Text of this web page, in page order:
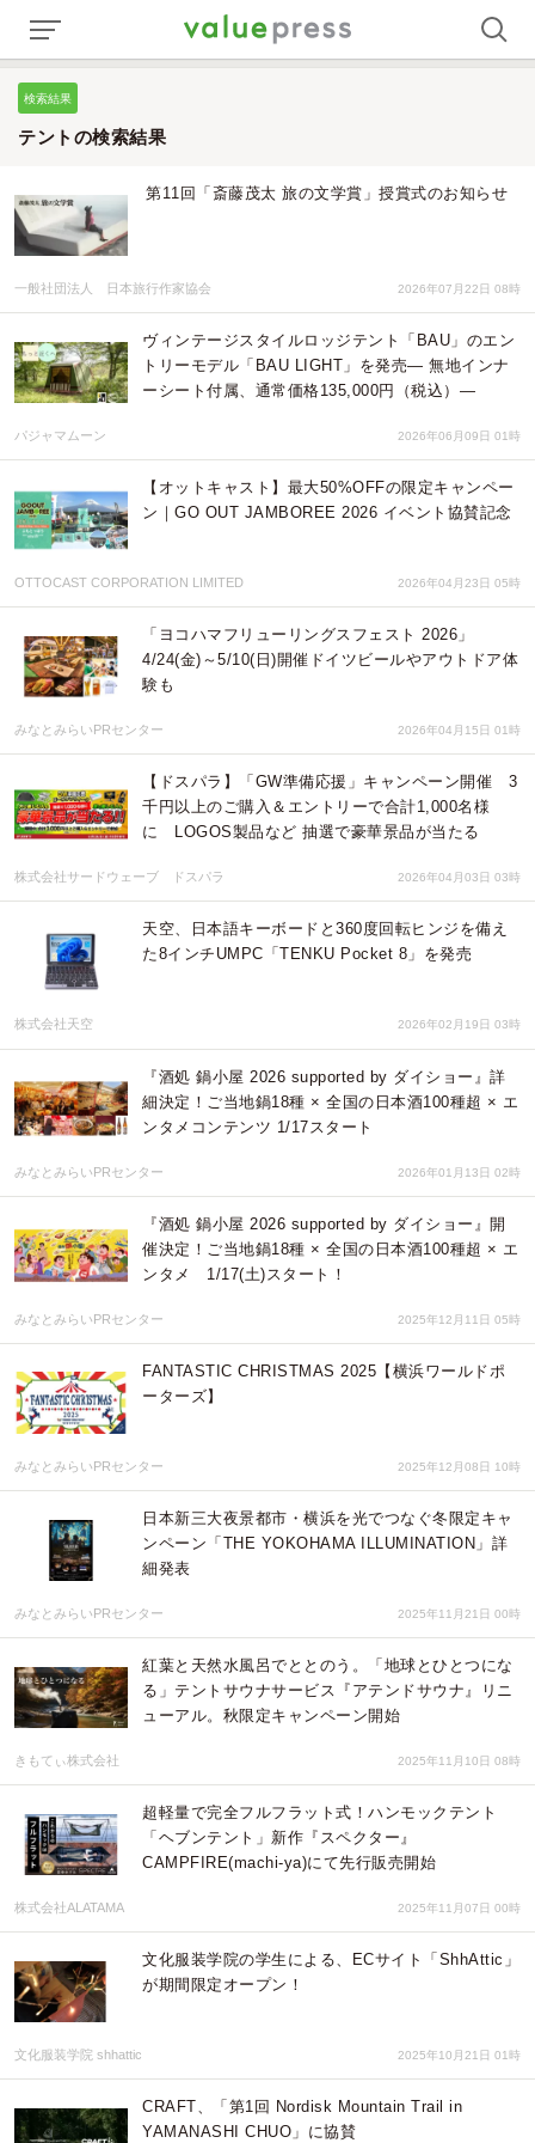
検索結果
テントの検索結果
第11回「斎藤茂太 旅の文学賞」授賞式のお知らせ
一般社団法人 日本旅行作家協会 2026年07月22日 08時
ヴィンテージスタイルロッジテント「BAU」のエン
トリーモデル「BAU LIGHT」を発売― 無地インナ
ーシート付属、通常価格135,000円（税込）―
パジャマムーン 2026年06月09日 01時
【オットキャスト】最大50%OFFの限定キャンペー
ン｜GO OUT JAMBOREE 2026 イベント協賛記念
OTTOCAST CORPORATION LIMITED 2026年04月23日 05時
「ヨコハマフリューリングスフェスト 2026」
4/24(金)～5/10(日)開催ドイツビールやアウトドア体
験も
みなとみらいPRセンター 2026年04月15日 01時
【ドスパラ】「GW準備応援」キャンペーン開催 3
千円以上のご購入＆エントリーで合計1,000名様
に LOGOS製品など 抽選で豪華景品が当たる
株式会社サードウェーブ ドスパラ 2026年04月03日 03時
天空、日本語キーボードと360度回転ヒンジを備え
た8インチUMPC「TENKU Pocket 8」を発売
株式会社天空 2026年02月19日 03時
『酒処 鍋小屋 2026 supported by ダイショー』詳
細決定！ご当地鍋18種 × 全国の日本酒100種超 × エ
ンタメコンテンツ 1/17スタート
みなとみらいPRセンター 2026年01月13日 02時
『酒処 鍋小屋 2026 supported by ダイショー』開
催決定！ご当地鍋18種 × 全国の日本酒100種超 × エ
ンタメ 1/17(土)スタート！
みなとみらいPRセンター 2025年12月11日 05時
FANTASTIC CHRISTMAS 2025【横浜ワールドポ
ーターズ】
みなとみらいPRセンター 2025年12月08日 10時
日本新三大夜景都市・横浜を光でつなぐ冬限定キャ
ンペーン「THE YOKOHAMA ILLUMINATION」詳
細発表
みなとみらいPRセンター 2025年11月21日 00時
紅葉と天然水風呂でととのう。「地球とひとつにな
る」テントサウナサービス『アテンドサウナ』リニ
ューアル。秋限定キャンペーン開始
きもてぃ株式会社 2025年11月10日 08時
超軽量で完全フルフラット式！ハンモックテント
「ヘブンテント」新作『スペクター』
CAMPFIRE(machi-ya)にて先行販売開始
株式会社ALATAMA 2025年11月07日 00時
文化服装学院の学生による、ECサイト「ShhAttic」
が期間限定オープン！
文化服装学院 shhattic 2025年10月21日 01時
CRAFT、「第1回 Nordisk Mountain Trail in
YAMANASHI CHUO」に協賛